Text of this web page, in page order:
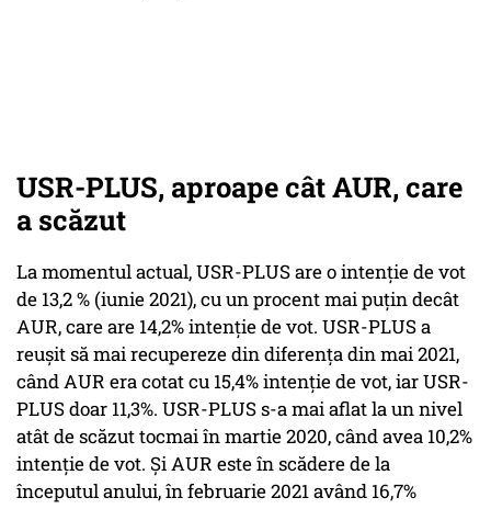
USR-PLUS, aproape cât AUR, care
a scăzut
La momentul actual, USR-PLUS are o intenţie de vot
de 13,2 % (iunie 2021), cu un procent mai puţin decât
AUR, care are 14,2% intenţie de vot. USR-PLUS a
reuşit să mai recupereze din diferenţa din mai 2021,
când AUR era cotat cu 15,4% intenţie de vot, iar USR-
PLUS doar 11,3%. USR-PLUS s-a mai aflat la un nivel
atât de scăzut tocmai în martie 2020, când avea 10,2%
intenţie de vot. Şi AUR este în scădere de la
începutul anului, în februarie 2021 având 16,7%